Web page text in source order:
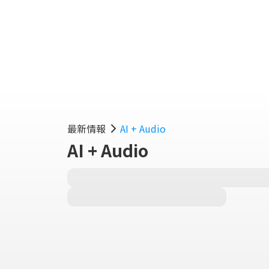
最新情報 AI + Audio
AI + Audio